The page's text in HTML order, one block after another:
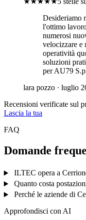
Desideriamo
l'ottimo
numerosi
velocizzare e
operatività
soluzioni
per AU79
lara pozzo · luglio
Recensioni verificate sul
Lascia la tua
FAQ
Domande
ILTEC opera a
Quanto costa
Perché le aziende di
Approfondisci con AI